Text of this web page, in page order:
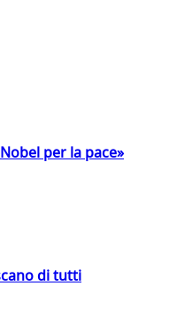
per la pace»
di tutti